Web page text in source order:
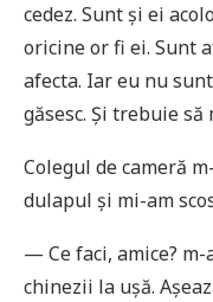
cedez. Sunt și ei
oricine or fi ei. Sunt
afecta. Iar eu nu
găsesc. Și trebuie să
Colegul de cameră
dulapul și mi-am
— Ce faci, amice?
chinezii la ușă.